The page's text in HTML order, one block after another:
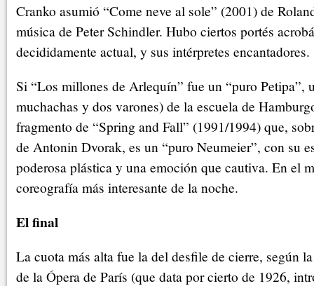
Cranko asumió “Come neve al sole” (2001) de
música de Peter Schindler. Hubo ciertos portés
decididamente actual, y sus intérpretes encantadores.
Si “Los millones de Arlequín” fue un “puro Petipa”,
muchachas y dos varones) de la escuela de
fragmento de “Spring and Fall” (1991/1994) que,
de Antonin Dvorak, es un “puro Neumeier”, con su
poderosa plástica y una emoción que cautiva. En el
coreografía más interesante de la noche.
El final
La cuota más alta fue la del desfile de cierre, según
de la Ópera de París (que data por cierto de 1926,